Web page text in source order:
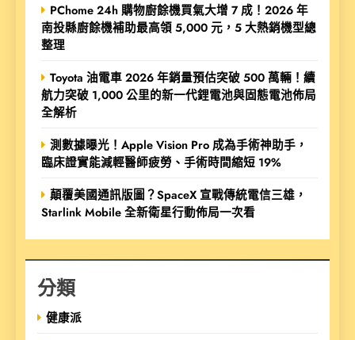
PChome 24h 購物廚餘機買氣大增 7 成！2026 年
南投縣廚餘機補助最高領 5,000 元，5 大熱銷機型總
整理
Toyota 油電車 2026 年銷量預估突破 500 萬輛！續
航力突破 1,000 公里的新一代鋰電池與固態電池佈局
全解析
測數據曝光！Apple Vision Pro 成為手術神助手，
臨床證實能減輕醫師疲勞、手術時間縮短 19%
顛覆美國通訊版圖？SpaceX 宣戰傳統電信三雄，
Starlink Mobile 全新衛星行動佈局一次看
分類
健康派